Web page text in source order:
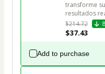
transforme
resultados
$214.72
$37.43
Add to purchase